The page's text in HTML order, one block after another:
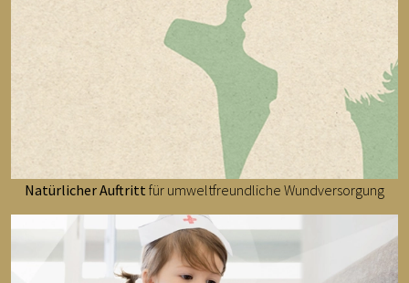
Natürlicher Auftritt für umweltfreundliche Wundversorgung